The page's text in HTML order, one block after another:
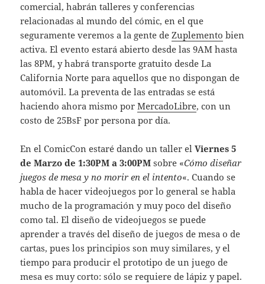
comercial, habrán talleres y conferencias
relacionadas al mundo del cómic, en el que
seguramente veremos a la gente deZuplemento bien
activa. El evento estará abierto desde las 9AM hasta
las 8PM, y habrá transporte gratuito desde La
California Norte para aquellos que no dispongan de
automóvil. La preventa de las entradas se está
haciendo ahora mismo porMercadoLibre, con un
costo de 25BsF por persona por día.
En el ComicCon estaré dando un taller elViernes 5
de Marzo de 1:30PM a 3:00PM sobre «Cómo diseñar
juegos de mesa y no morir en el intento«. Cuando se
habla de hacer videojuegos por lo general se habla
mucho de la programación y muy poco del diseño
como tal. El diseño de videojuegos se puede
aprender a través del diseño de juegos de mesa o de
cartas, pues los principios son muy similares, y el
tiempo para producir el prototipo de un juego de
mesa es muy corto: sólo se requiere de lápiz y papel.